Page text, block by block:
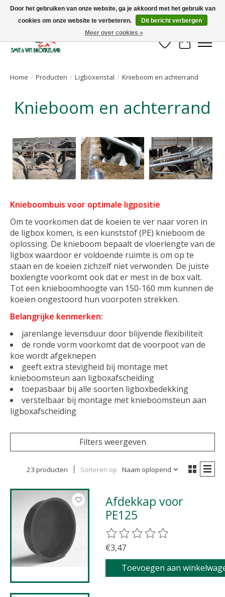
Uw leverancier voor stalinrichtingen en het opruwen van betonvloeren!
Verlanglijst
Home / Producten / Ligboxenstal / Knieboom en achterrand
Knieboom en achterrand
Knieboombuis voor optimale ligpositie
Om te voorkomen dat de koeien te ver naar voren in
de ligbox komen, is een kunststof (PE) knieboom de
oplossing. De knieboom bepaalt de vloerlengte van de
ligbox waardoor er voldoende ruimte is om op te
staan en de koeien zichzelf niet verwonden. De juiste
boxlengte voorkomt ook dat er mest in de box valt.
Tot een knieboomhoogte van 150-160 mm kunnen de
koeien ongestoord hun voorpoten strekken.
Belangrijke kenmerken:
jarenlange levensduur door blijvende flexibiliteit
de ronde vorm voorkomt dat de voorpoot van de
koe wordt afgeknepen
geeft extra stevigheid bij montage met
knieboomsteun aan ligboxafscheiding
toepasbaar bij alle soorten ligboxbedekking
verstelbaar bij montage met knieboomsteun aan
ligboxafscheiding
Filters weergeven
23 producten Sorteren op Naam oplopend
Afdekkap voor
PE125
De beoordeling van dit
€3,47
Toevoegen aan
Door het gebruiken van onze website, ga je akkoord met het gebruik van
cookies om onze website te verbeteren.
Dit bericht verbergen
Meer over cookies »